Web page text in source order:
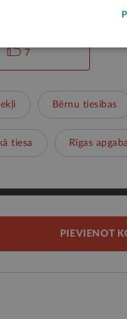
7
Bērnu tiesības
tiesa Rīgas
PIEVIENOT